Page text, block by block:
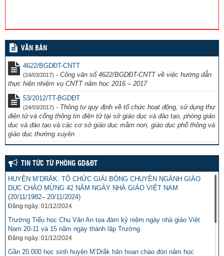
VĂN BẢN
4622/BGDĐT-CNTT
(24/03/2017) - Công văn số 4622/BGDĐT-CNTT về việc hướng dẫn
thực hiện nhiệm vụ CNTT năm học 2016 – 2017
53/2012/TT-BGDĐT
(24/03/2017) - Thông tư quy định về tổ chức hoạt động, sử dụng thư
điện tử và cổng thông tin điện tử tại sở giáo dục và đào tạo, phòng giáo
dục và đào tạo và các cơ sở giáo dục mầm non, giáo dục phổ thông và
giáo dục thường xuyên
TIN TỨC TỪ PHÒNG GD&ĐT
HUYỆN M’DRẮK: TỔ CHỨC GIẢI BÓNG CHUYỀN NGÀNH GIÁO
DỤC CHÀO MỪNG 42 NĂM NGÀY NHÀ GIÁO VIỆT NAM
(20/11/1982– 20/11/2024)
Đăng ngày: 01/12/2024
Trường Tiểu học Chu Văn An tọa đàm kỷ niệm ngày nhà giáo Việt
Nam 20-11 và 15 năm ngày thành lập Trường
Đăng ngày: 01/12/2024
Gần 20.000 học sinh huyện M’Drắk hân hoan chào đón năm học